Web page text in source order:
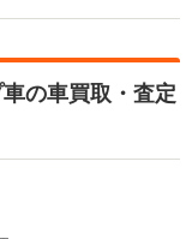
の車買取・査定